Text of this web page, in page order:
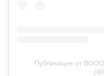
Публикация от